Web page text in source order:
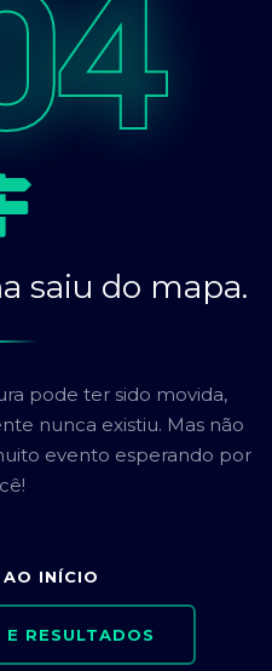
saiu do mapa.
pode ter sido movida,
nunca existiu. Mas não
evento esperando por
INÍCIO
RESULTADOS